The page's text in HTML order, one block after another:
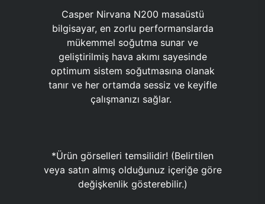
Casper Nirvana N200 masaüstü
bilgisayar, en zorlu performanslarda
mükemmel soğutma sunar ve
geliştirilmiş hava akımı sayesinde
optimum sistem soğutmasına olanak
tanır ve her ortamda sessiz ve keyifle
çalışmanızı sağlar.
*Ürün görselleri temsilidir! (Belirtilen
veya satın almış olduğunuz içeriğe göre
değişkenlik gösterebilir.)